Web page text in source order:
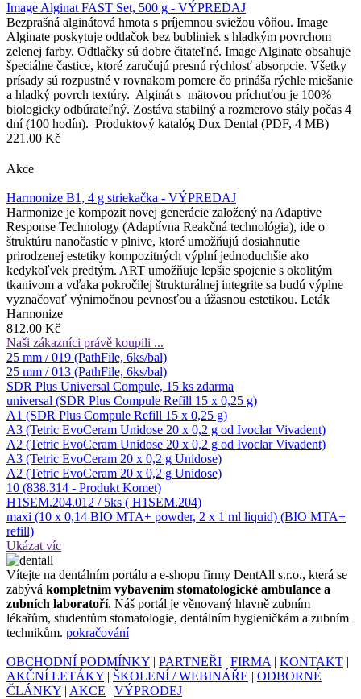
Image Alginat FAST Set, 500 g - VÝPREDAJ
Bezprašná alginátová hmota s príjemnou sviežou vôňou. Image
Alginate poskytuje odtlačok bez bubliniek s hladkým povrchom
zelenej farby. Odtlačky sú dobre čitateľné. Image Alginate obsahuje
špeciálne častice, ktoré zaručujú presnú rýchlosť absorpcie. Všetky
prísady sú rozpustné v rovnakom pomere čo prináša rýchle miešanie
a hladký povrch textúry. Alginát s mätovou príchuťou je 100%
biologicky odbúrateľný. Zostáva stabilný a rozmerovo stály počas 4
dní (100 hodín). Produktový katalóg Dux Dental (PDF, 4 MB)
221.00 Kč
Akce
Harmonize B1, 4 g striekačka - VÝPREDAJ
Harmonize je kompozit novej generácie založený na Adaptive
Response Technology (Adaptívna Reakčná technológia), ide o
štruktúru nanočastíc v plnive, ktoré umožňujú dosiahnutie
prirodzenej estetiky kompozitných výplní jednoduchšie ako
kedykoľvek predtým. ART umožňuje lepšie spojenie s okolitým
tkanivom a vďaka pokročilej štrukturálnej integrite sa budú výplne
vyznačovať výnimočnou pevnosťou a úžasnou estetikou. Leták
Harmonize
812.00 Kč
Naši zákazníci právě koupili ...
25 mm / 019 (PathFile, 6ks/bal)
25 mm / 013 (PathFile, 6ks/bal)
SDR Plus Universal Compule, 15 ks zdarma
universal (SDR Plus Compule Refill 15 x 0,25 g)
A1 (SDR Plus Compule Refill 15 x 0,25 g)
A3 (Tetric EvoCeram Unidose 20 x 0,2 g od Ivoclar Vivadent)
A2 (Tetric EvoCeram Unidose 20 x 0,2 g od Ivoclar Vivadent)
A3 (Tetric EvoCeram 20 x 0,2 g Unidose)
A2 (Tetric EvoCeram 20 x 0,2 g Unidose)
10 (838.314 - Produkt Komet)
H1SEM.204.012 / 5ks ( H1SEM.204)
maxi (10 x 0,14 BIO MTA+ powder, 2 x 1 ml liquid) (BIO MTA+
refill)
Ukázat víc
Ví­tejte na dentálním portálu a e-shopu firmy DentAll s.r.o., která se
zabývá kompletním vybavením stomatologické ambulance a
zubních laboratoří. Náš portál je věnovaný hlavně zubním
lékařům, studentům stomatologie, dentálním hygieničkám a zubním
technikům. pokračování
OBCHODNÍ PODMÍNKY | PARTNEŘI | FIRMA | KONTAKT |
AKČNÍ LETÁKY | ŠKOLENÍ / WEBINÁŘE | ODBORNÉ
ČLÁNKY | AKCE | VÝPRODEJ